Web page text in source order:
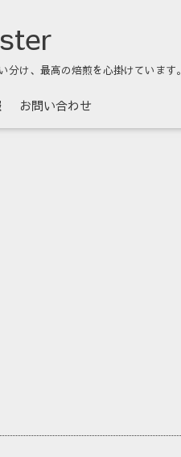
け、最高の焙煎を心掛けています。
お問い合わせ